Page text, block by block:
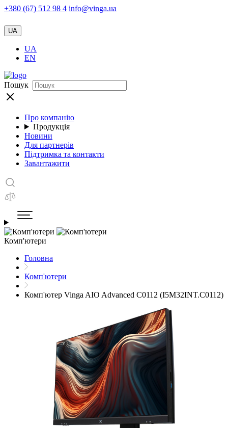
+380 (67) 512 98 4 info@vinga.ua
UA
UA
EN
Пошук
Про компанію
Продукція
Новини
Для партнерів
Підтримка та контакти
Завантажити
Комп'ютери
Головна
Комп'ютери
Комп'ютер Vinga AIO Advanced C0112 (I5M32INT.C0112)